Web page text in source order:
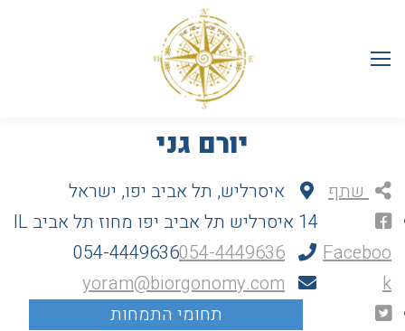
יורם גני
איסרליש, תל אביב יפו, ישראל
14 איסרליש
תל אביב יפו מחוז תל אביב IL
054-4449636054-4449636
yoram@biorgonomy.com
שתף
Faceboo
k